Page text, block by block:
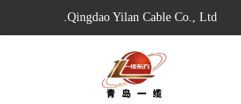
Qingdao Yilan Cable Co., Ltd.